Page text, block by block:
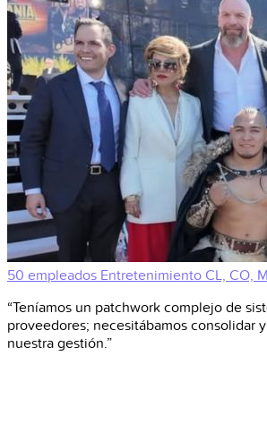
50 empleados Entretenimiento CL, CO,
“Teníamos un patchwork complejo de
proveedores; necesitábamos consolidar
nuestra gestión.”